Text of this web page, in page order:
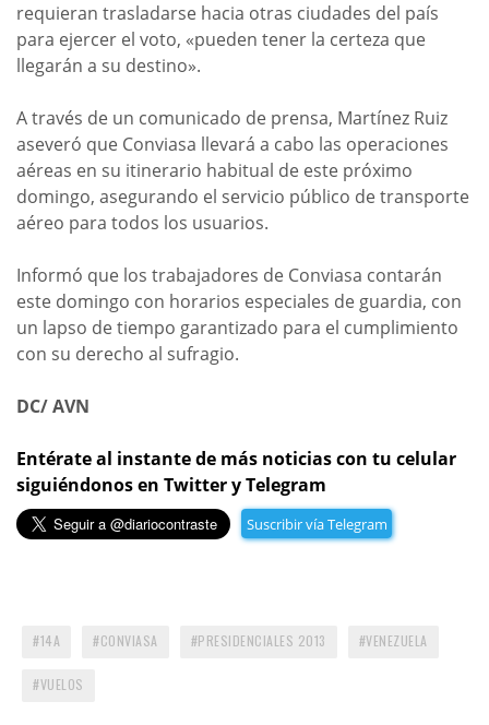
requieran trasladarse hacia otras ciudades del país
para ejercer el voto, «pueden tener la certeza que
llegarán a su destino».
A través de un comunicado de prensa, Martínez Ruiz
aseveró que Conviasa llevará a cabo las operaciones
aéreas en su itinerario habitual de este próximo
domingo, asegurando el servicio público de transporte
aéreo para todos los usuarios.
Informó que los trabajadores de Conviasa contarán
este domingo con horarios especiales de guardia, con
un lapso de tiempo garantizado para el cumplimiento
con su derecho al sufragio.
DC/ AVN
Entérate al instante de más noticias con tu celular
siguiéndonos en Twitter y Telegram
Suscribir vía Telegram
14A CONVIASA PRESIDENCIALES 2013 VENEZUELA
VUELOS